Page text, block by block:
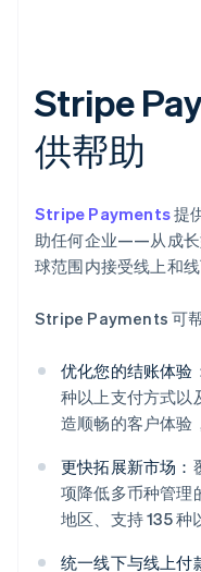
Stripe
供帮助
Stripe Payments提
助任何企业——从成
球范围内接受线上和线
Stripe Payments 可
优化您的结账体验
种以上支付方式
造顺畅的客户体验
更快拓展新市场：
项降低多币种管理
地区、支持 135 种
统一线下与线上付